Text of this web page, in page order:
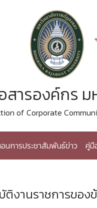
สารองค์กร
of Corporate
นการประชาสัมพันธ์ข่าว คู่มื
งานราชการของ